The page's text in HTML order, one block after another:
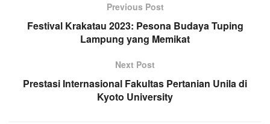
Previous Post
Festival Krakatau 2023: Pesona Budaya Tuping
Lampung yang Memikat
Next Post
Prestasi Internasional Fakultas Pertanian Unila di
Kyoto University